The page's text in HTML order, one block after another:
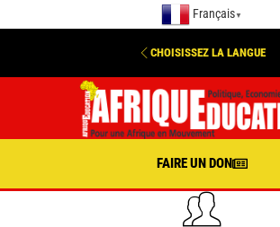
Français ▼
CHOISISSEZ LA LANGUE
FAIRE UN DON